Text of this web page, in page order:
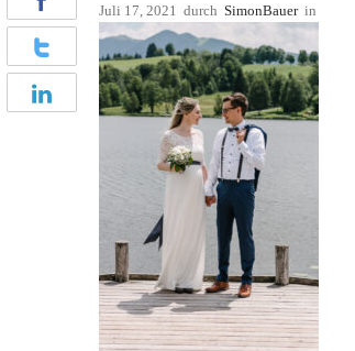
Juli 17, 2021 durch SimonBauer in